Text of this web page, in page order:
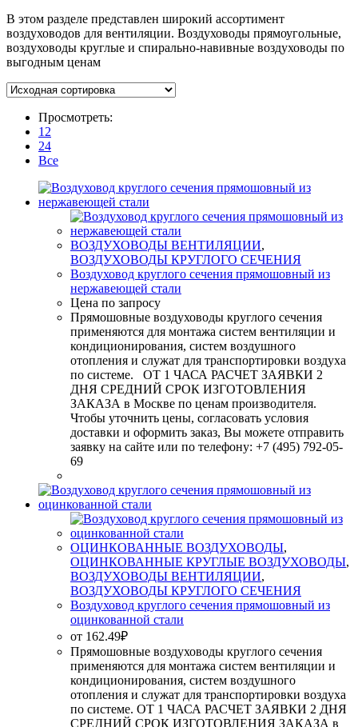
В этом разделе представлен широкий ассортимент
воздуховодов для вентиляции. Воздуховоды прямоугольные,
воздуховоды круглые и спирально-навивные воздуховоды по
выгодным ценам
Просмотреть:
12
24
Все
ВОЗДУХОВОДЫ ВЕНТИЛЯЦИИ,
ВОЗДУХОВОДЫ КРУГЛОГО СЕЧЕНИЯ
Воздуховод круглого сечения прямошовный из
нержавеющей стали
Цена по запросу
Прямошовные воздуховоды круглого сечения
применяются для монтажа систем вентиляции и
кондиционирования, систем воздушного
отопления и служат для транспортировки воздуха
по системе. ОТ 1 ЧАСА РАСЧЕТ ЗАЯВКИ 2
ДНЯ СРЕДНИЙ СРОК ИЗГОТОВЛЕНИЯ
ЗАКАЗА в Москве по ценам производителя.
Чтобы уточнить цены, согласовать условия
доставки и оформить заказ, Вы можете отправить
заявку на сайте или по телефону: +7 (495) 792-05-
69
ОЦИНКОВАННЫЕ ВОЗДУХОВОДЫ,
ОЦИНКОВАННЫЕ КРУГЛЫЕ ВОЗДУХОВОДЫ,
ВОЗДУХОВОДЫ ВЕНТИЛЯЦИИ,
ВОЗДУХОВОДЫ КРУГЛОГО СЕЧЕНИЯ
Воздуховод круглого сечения прямошовный из
оцинкованной стали
от 162.49₽
Прямошовные воздуховоды круглого сечения
применяются для монтажа систем вентиляции и
кондиционирования, систем воздушного
отопления и служат для транспортировки воздуха
по системе. ОТ 1 ЧАСА РАСЧЕТ ЗАЯВКИ 2 ДНЯ
СРЕДНИЙ СРОК ИЗГОТОВЛЕНИЯ ЗАКАЗА в